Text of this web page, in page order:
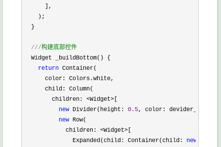
      ],
    );
  }
///构建底部控件
  Widget _buildBottom() {
return Container(
      color: Colors.white,
      child: Column(
        children:
<Widget>
new Divider(height: 0.5, color: devider_black),
new Row(
            children:
<Widget>
              Expanded(child: Container(child:
new